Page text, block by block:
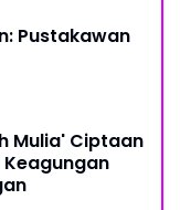
Pustakawan
Mulia' Ciptaan
Keagungan